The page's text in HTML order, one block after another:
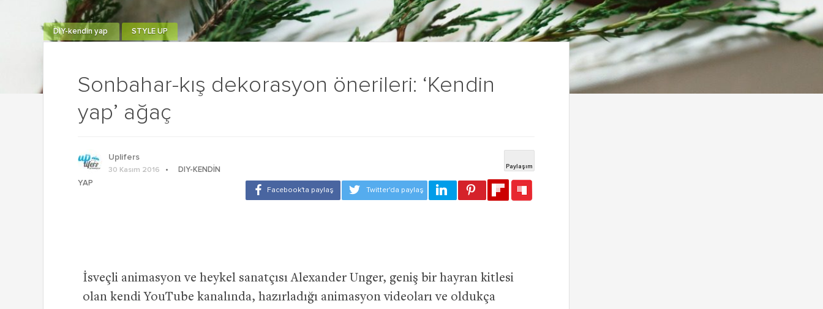
Sonbahar-kış dekorasyon önerileri: ‘Kendin
yap’ ağaç
DIY-kendin yap STYLE UP
Uplifers
30 Kasım 2016
DIY-KENDIN
YAP
İsveçli animasyon ve heykel sanatçısı Alexander Unger, geniş bir hayran kitlesi
olan kendi YouTube kanalında, hazırladığı animasyon videoları ve oldukça